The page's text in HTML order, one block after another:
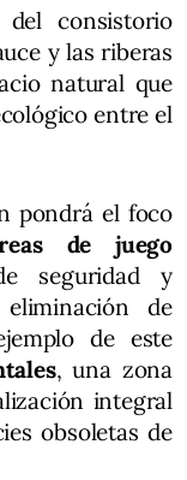
consistorio
y las riberas
natural que
entre el
pondrá el foco
de juego
seguridad y
de
de este
, una zona
integral
obsoletas de